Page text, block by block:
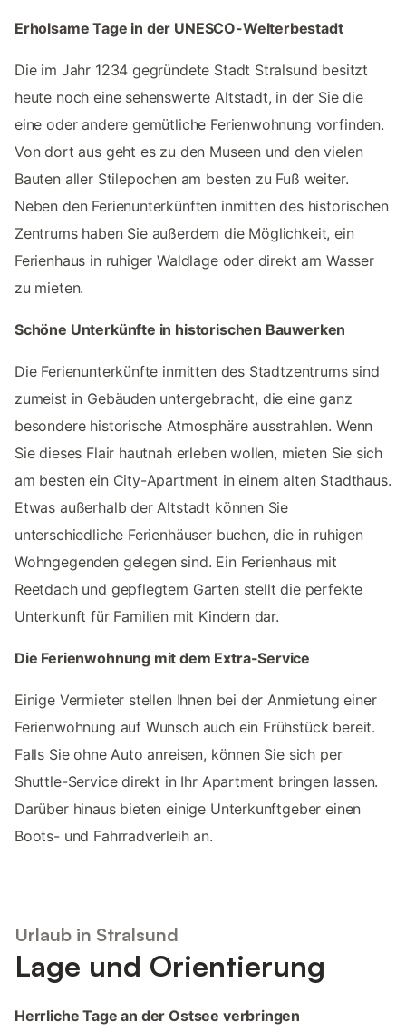
Erholsame Tage in der UNESCO-Welterbestadt
Die im Jahr 1234 gegründete Stadt Stralsund besitzt
heute noch eine sehenswerte Altstadt, in der Sie die
eine oder andere gemütliche Ferienwohnung vorfinden.
Von dort aus geht es zu den Museen und den vielen
Bauten aller Stilepochen am besten zu Fuß weiter.
Neben den Ferienunterkünften inmitten des historischen
Zentrums haben Sie außerdem die Möglichkeit, ein
Ferienhaus in ruhiger Waldlage oder direkt am Wasser
zu mieten.
Schöne Unterkünfte in historischen Bauwerken
Die Ferienunterkünfte inmitten des Stadtzentrums sind
zumeist in Gebäuden untergebracht, die eine ganz
besondere historische Atmosphäre ausstrahlen. Wenn
Sie dieses Flair hautnah erleben wollen, mieten Sie sich
am besten ein City-Apartment in einem alten Stadthaus.
Etwas außerhalb der Altstadt können Sie
unterschiedliche Ferienhäuser buchen, die in ruhigen
Wohngegenden gelegen sind. Ein Ferienhaus mit
Reetdach und gepflegtem Garten stellt die perfekte
Unterkunft für Familien mit Kindern dar.
Die Ferienwohnung mit dem Extra-Service
Einige Vermieter stellen Ihnen bei der Anmietung einer
Ferienwohnung auf Wunsch auch ein Frühstück bereit.
Falls Sie ohne Auto anreisen, können Sie sich per
Shuttle-Service direkt in Ihr Apartment bringen lassen.
Darüber hinaus bieten einige Unterkunftgeber einen
Boots- und Fahrradverleih an.
Urlaub in Stralsund
Lage und Orientierung
Herrliche Tage an der Ostsee verbringen